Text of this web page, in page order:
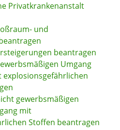
Privatkrankenanstalt
und
beantragen
Umgang
explosionsgefährlichen
gewerbsmäßigen
mit
Stoffen beantragen